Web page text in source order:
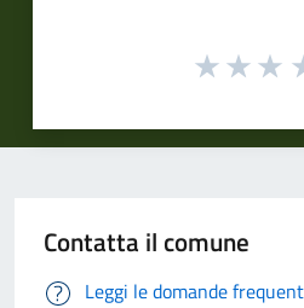
Contatta il comune
Leggi le domande